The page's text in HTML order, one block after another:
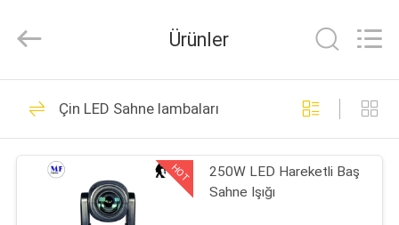
ÜRÜNLER
VIDEOLAR
Lighting
Co.,Ltd..
Reserved.
LED Üçlü Korumalı
Işıklar
228
Ürünler
Çin LED Sahne lambaları
HOT
250W LED Hareketli Baş
Sahne Işığı